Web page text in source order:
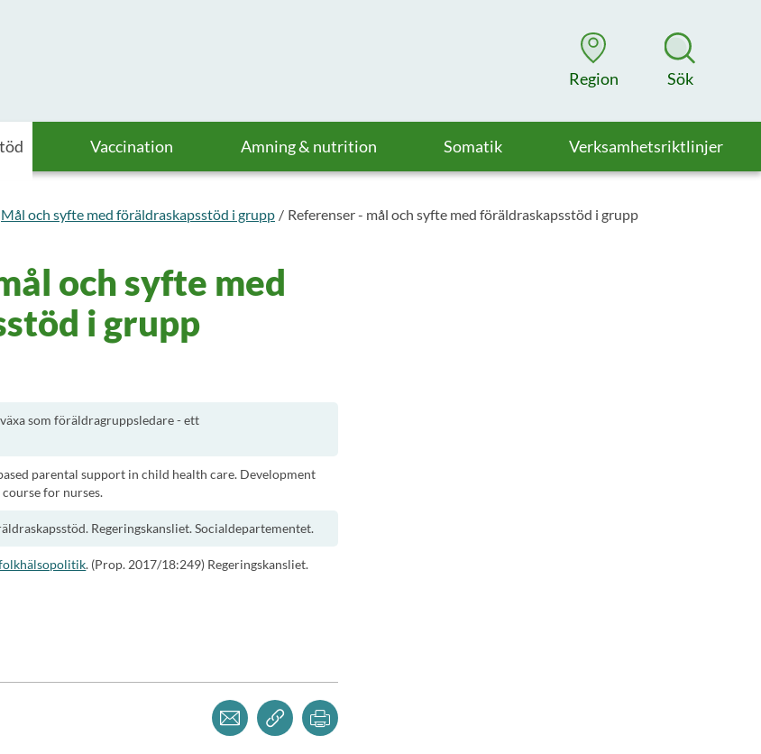
Region Sök
Vaccination Amning & nutrition Somatik Verksamhetsriktlinjer
Mål och syfte med föräldraskapsstöd i grupp Referenser - mål och syfte med föräldraskapsstöd i grupp
och syfte med
i grupp
som föräldragruppsledare - ett
parental support in child health care. Development
for nurses.
Regeringskansliet. Socialdepartementet.
. (Prop. 2017/18:249) Regeringskansliet.
Dela via mejlKopiera länk